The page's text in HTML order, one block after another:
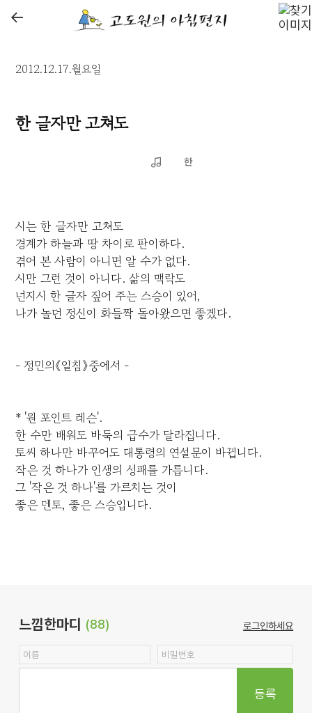
←
2012.12.17.월요일
한 글자만 고쳐도
시는 한 글자만 고쳐도
경계가 하늘과 땅 차이로 판이하다.
겪어 본 사람이 아니면 알 수가 없다.
시만 그런 것이 아니다. 삶의 맥락도
넌지시 한 글자 짚어 주는 스승이 있어,
나가 놀던 정신이 화들짝 돌아왔으면 좋겠다.
- 정민의《일침》중에서 -
* '원 포인트 레슨'.
한 수만 배워도 바둑의 급수가 달라집니다.
토씨 하나만 바꾸어도 대통령의 연설문이 바뀝니다.
작은 것 하나가 인생의 성패를 가릅니다.
그 '작은 것 하나'를 가르치는 것이
좋은 멘토, 좋은 스승입니다.
느낌한마디 (88) 로그인하세요
등록